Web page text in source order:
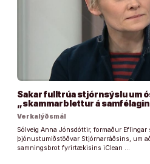
Sakar fulltrúa stjórnsýslu um
„skammarblettur á
Verkalýðsmál
Sólveig Anna Jónsdóttir, formaður
þjónustumiðstöðvar Stjórnarráðsins, um
samningsbrot fyrirtækisins iClean …